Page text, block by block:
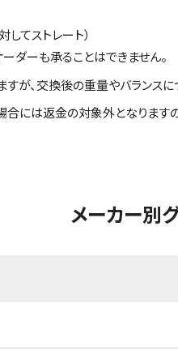
てストレート）
ダーも承ることはできません。
が、交換後の重量やバランス
には返金の対象外となります
メーカー別